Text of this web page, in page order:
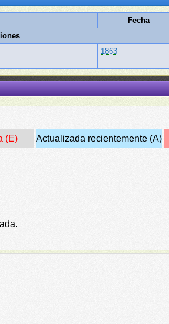
Fecha
1863
(E) Actualizada recientemente (A)